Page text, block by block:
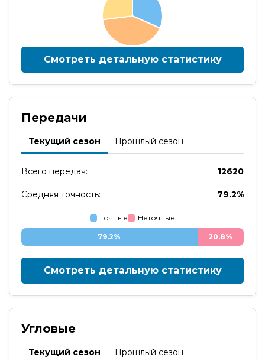
Смотреть детальную статистику
Передачи
Текущий сезон Прошлый сезон
Всего передач: 12620
Средняя точность: 79.2%
Точные Неточные
79.2% 20.8%
Смотреть детальную статистику
Угловые
Текущий сезон Прошлый сезон